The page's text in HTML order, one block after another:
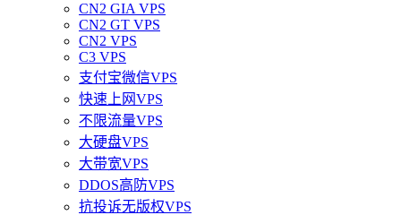
CN2 GIA VPS
CN2 GT VPS
CN2 VPS
C3 VPS
支付宝微信VPS
快速上网VPS
不限流量VPS
大硬盘VPS
大带宽VPS
DDOS高防VPS
抗投诉无版权VPS